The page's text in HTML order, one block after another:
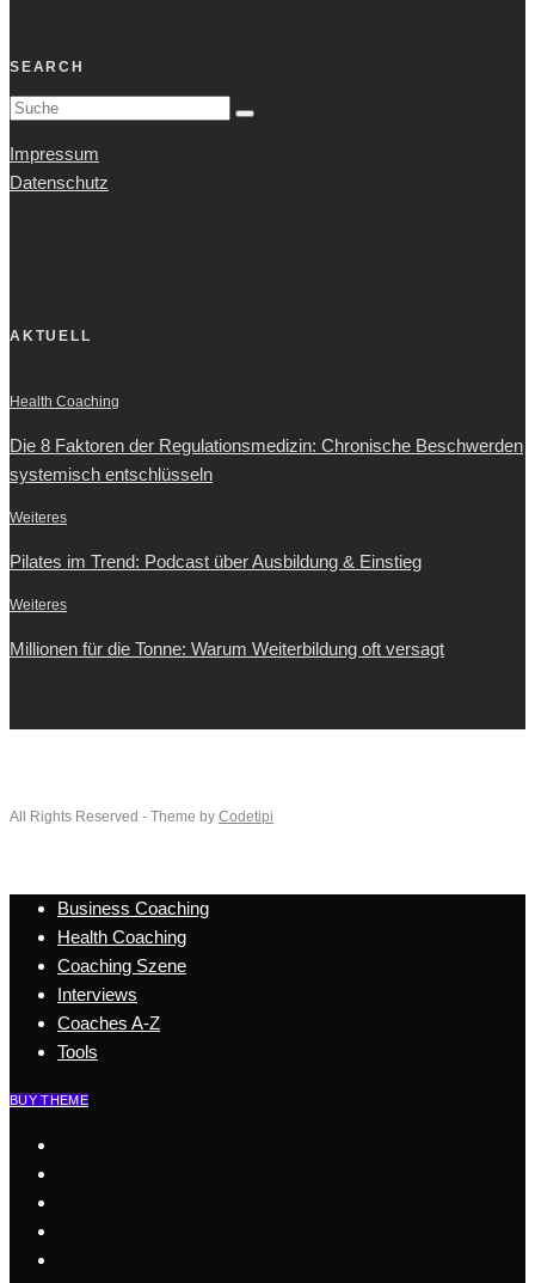
SEARCH
Impressum
Datenschutz
AKTUELL
Health Coaching
Die 8 Faktoren der Regulationsmedizin: Chronische Beschwerden
systemisch entschlüsseln
Weiteres
Pilates im Trend: Podcast über Ausbildung & Einstieg
Weiteres
Millionen für die Tonne: Warum Weiterbildung oft versagt
All Rights Reserved - Theme by Codetipi
Business Coaching
Health Coaching
Coaching Szene
Interviews
Coaches A-Z
Tools
BUY THEME